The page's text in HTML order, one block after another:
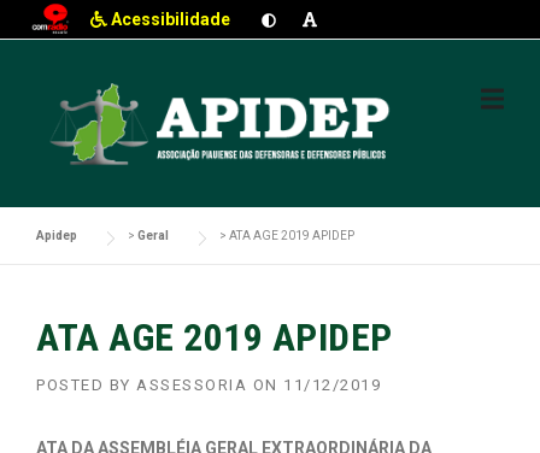
Acessibilidade
Apidep > Geral > ATA AGE 2019 APIDEP
ATA AGE 2019 APIDEP
POSTED BY ASSESSORIA ON 11/12/2019
ATA DA ASSEMBLÉIA GERAL EXTRAORDINÁRIA DA